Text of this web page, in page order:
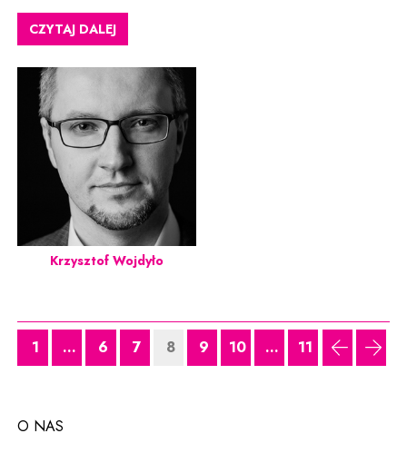
CZYTAJ DALEJ
Krzysztof Wojdyło
1 ... 6 7 8 9 10 ... 11
O NAS